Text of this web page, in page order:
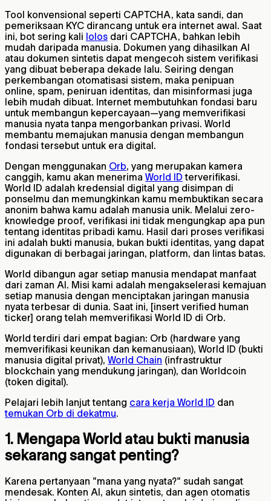
Tool konvensional seperti CAPTCHA, kata sandi, dan
pemeriksaan KYC dirancang untuk era internet awal. Saat
ini, bot sering kali lolos dari CAPTCHA, bahkan lebih
mudah daripada manusia. Dokumen yang dihasilkan AI
atau dokumen sintetis dapat mengecoh sistem verifikasi
yang dibuat beberapa dekade lalu. Seiring dengan
perkembangan otomatisasi sistem, maka penipuan
online, spam, peniruan identitas, dan misinformasi juga
lebih mudah dibuat. Internet membutuhkan fondasi baru
untuk membangun kepercayaan—yang memverifikasi
manusia nyata tanpa mengorbankan privasi. World
membantu memajukan manusia dengan membangun
fondasi tersebut untuk era digital.
Dengan menggunakan Orb, yang merupakan kamera
canggih, kamu akan menerima World ID terverifikasi.
World ID adalah kredensial digital yang disimpan di
ponselmu dan memungkinkan kamu membuktikan secara
anonim bahwa kamu adalah manusia unik. Melalui zero-
knowledge proof, verifikasi ini tidak mengungkap apa pun
tentang identitas pribadi kamu. Hasil dari proses verifikasi
ini adalah bukti manusia, bukan bukti identitas, yang dapat
digunakan di berbagai jaringan, platform, dan lintas batas.
World dibangun agar setiap manusia mendapat manfaat
dari zaman AI. Misi kami adalah mengakselerasi kemajuan
setiap manusia dengan menciptakan jaringan manusia
nyata terbesar di dunia. Saat ini, [insert verified human
ticker] orang telah memverifikasi World ID di Orb.
World terdiri dari empat bagian: Orb (hardware yang
memverifikasi keunikan dan kemanusiaan), World ID (bukti
manusia digital privat), World Chain (infrastruktur
blockchain yang mendukung jaringan), dan Worldcoin
(token digital).
Pelajari lebih lanjut tentang cara kerja World ID dan
temukan Orb di dekatmu.
1. Mengapa World atau bukti manusia
sekarang sangat penting?
Karena pertanyaan "mana yang nyata?" sudah sangat
mendesak. Konten AI, akun sintetis, dan agen otomatis